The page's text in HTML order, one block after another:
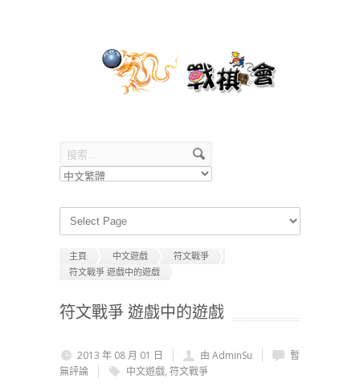
主頁 中文遊戲
符文戰爭
符文戰爭 遊戲中的遊戲
符文戰爭 遊戲中的遊戲
2013 年 08 月 01 日 由 AdminSu
暫
無評論
中文遊戲, 符文戰爭